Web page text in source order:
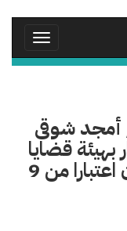
Toggle
أمجد شوقى
قضايا
الدولة فى ذات الوظيفة لتكون اعتبارا من 9